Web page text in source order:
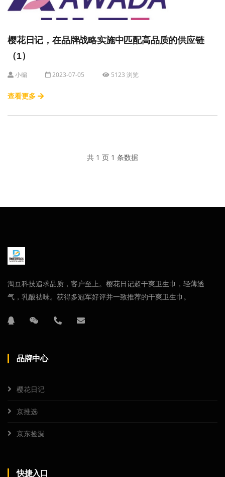
樱花日记，在品牌战略实施中匹配高品质的供应链
（1）
小编 2023-07-05 5123 浏览
查看更多
共 1 页 1 条数据
淘豆科技追求品质，客户至上。樱花日记超干爽卫生巾，轻薄透
气，乳酸祛味。获得多冠军好评并一致推荐的干爽卫生巾。
品牌中心
樱花日记
京推选
京东捡漏
快捷入口